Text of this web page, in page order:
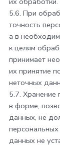
5.6. При
точность
а в
к целям
принимает
их принятие
неточных
5.7. Хранение
в форме,
данных, не
данных не